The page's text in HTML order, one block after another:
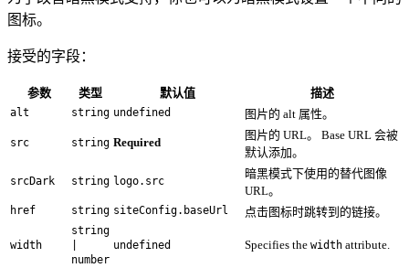
图标。
接受的字段：
参数 类型 默认值 描述
alt string undefined 图片的 alt 属性。
src string Required
图片的 URL。 Base URL 会被
默认添加。
srcDark string logo.src
暗黑模式下使用的替代图像
URL。
href string siteConfig.baseUrl 点击图标时跳转到的链接。
width
string
number
undefined Specifies the width attribute.